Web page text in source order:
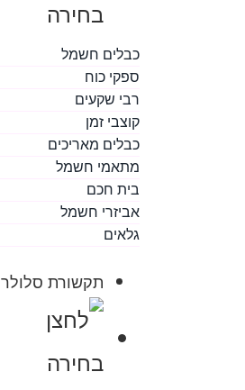
כבלים חשמל
ספקי כוח
רבי שקעים
קוצבי זמן
כבלים מאריכים
מתאמי חשמל
בית חכם
אביזרי חשמל
גלאים
תקשורת סלולר